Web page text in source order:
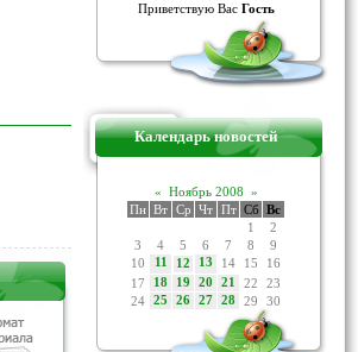
Приветствую Вас Гость
Календарь новостей
« Ноябрь 2008 »
Пн Вт Ср Чт Пт Сб Вс
1
2
3
4 5 6 7 8
9
10
11 12 13 14 15
16
17
18 19 20 21 22
23
24
25 26 27 28 29 30